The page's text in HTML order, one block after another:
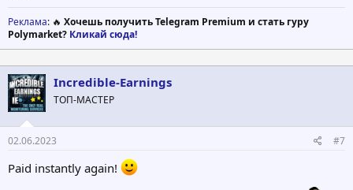
Реклама: 🔥 Хочешь получить Telegram Premium и стать гуру
Polymarket? Кликай сюда!
Incredible-Earnings
ТОП-МАСТЕР
02.06.2023 #7
Paid instantly again!